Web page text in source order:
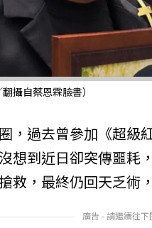
攝自蔡恩霖臉書）
，過去曾參加《超級
想到近日卻突傳噩耗
搶救，最終仍回天乏術
廣告 - 請繼續往下